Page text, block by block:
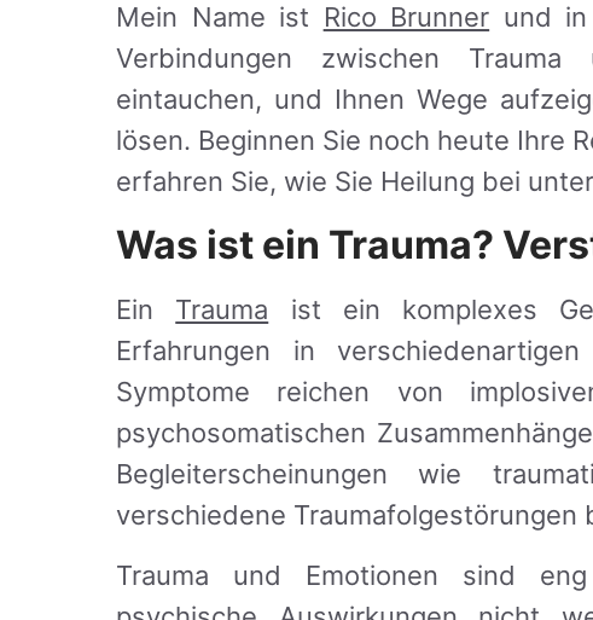
Mein Name ist Rico Brunner und
Verbindungen zwischen
eintauchen, und Ihnen Wege
lösen. Beginnen Sie noch heute Ihre
erfahren Sie, wie Sie Heilung bei
Was ist ein Trauma?
Ein Trauma ist ein komplexes
Erfahrungen in
Symptome reichen von
psychosomatischen
Begleiterscheinungen wie
verschiedene Traumafolgestörungen
Trauma und Emotionen sind